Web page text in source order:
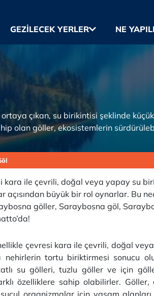
GEZILECEK YERLER NE
çıkan, su birikintisi şeklinde
olan göller, ekosistemlerin
ile çevrili, doğal veya yapay su
büyük bir rol oynarlar. Bu
göller, Saraybosna göl,
çevresi kara ile çevrili, doğal
nehirlerin tortu biriktirmesi sonucu
su gölleri, tuzlu göller ve için
özelliklere sahip olabilirler.
organizmalar için yaşam alanları